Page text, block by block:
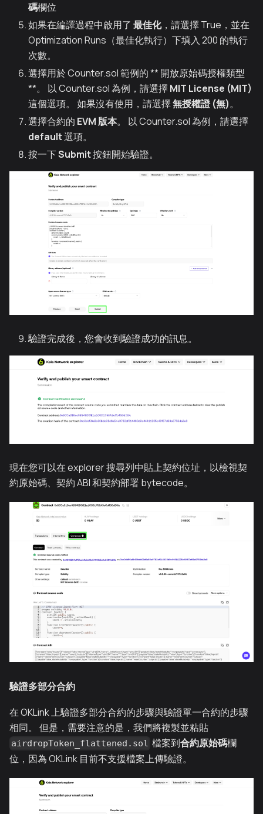
碼欄位
如果在編譯過程中啟用了 最佳化，請選擇 True，並在
Optimization Runs（最佳化執行）下填入 200 的執行
次數。
選擇用於 Counter.sol 範例的 ** 開放原始碼授權類型
**。 以 Counter.sol 為例，請選擇MIT License (MIT)
這個選項。 如果沒有使用，請選擇無授權證 (無)。
選擇合約的 EVM 版本。 以 Counter.sol 為例，請選擇
default選項。
按一下Submit按鈕開始驗證。
驗證完成後，您會收到驗證成功的訊息。
現在您可以在 explorer 搜尋列中貼上契約位址，以檢視契
約原始碼、契約 ABI 和契約部署 bytecode。
驗證多部分合約
在 OKLink 上驗證多部分合約的步驟與驗證單一合約的步驟
相同。 但是，需要注意的是，我們將複製並粘貼
airdropToken_flattened.sol 檔案到合約原始碼欄
位，因為 OKLink 目前不支援檔案上傳驗證。